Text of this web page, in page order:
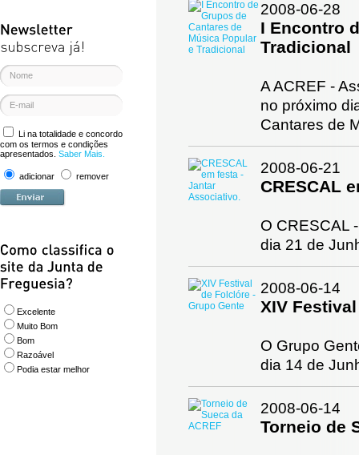
Li na totalidade e concordo
com os termos e condições
apresentados. Saber Mais.
adicionar remover
Excelente
Muito Bom
Bom
Razoável
Podia estar melhor
2008-06-28
I Encontro
Tradicional
A ACREF -
no próximo
Cantares de
2008-06-21
CRESCAL
O CRESCAL
dia 21 de
2008-06-14
XIV
O Grupo
dia 14 de
2008-06-14
Torneio de